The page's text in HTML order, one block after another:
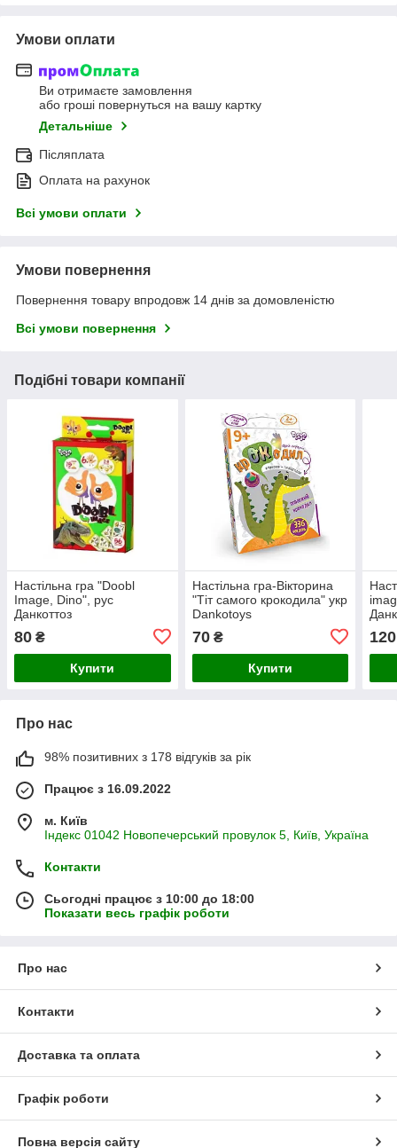
Умови оплати
Ви отримаєте замовлення
або гроші повернуться на вашу картку
Детальніше
Післяплата
Оплата на рахунок
Всі умови оплати
Умови повернення
Повернення товару впродовж 14 днів за домовленістю
Всі умови повернення
Подібні товари компанії
Настільна гра "Doobl
Image, Dino", рус
Данкоттоз
80 ₴
Купити
Настільна гра-Вікторина
"Тіт самого крокодила" укр
Dankotoys
70₴
Купити
120
Про нас
98% позитивних з 178 відгуків за рік
Працює з 16.09.2022
м. Київ
Індекс 01042 Новопечерський провулок 5, Київ, Україна
Контакти
Сьогодні працює з 10:00 до 18:00
Показати весь графік роботи
Про нас
Контакти
Доставка та оплата
Графік роботи
Повна версія сайту